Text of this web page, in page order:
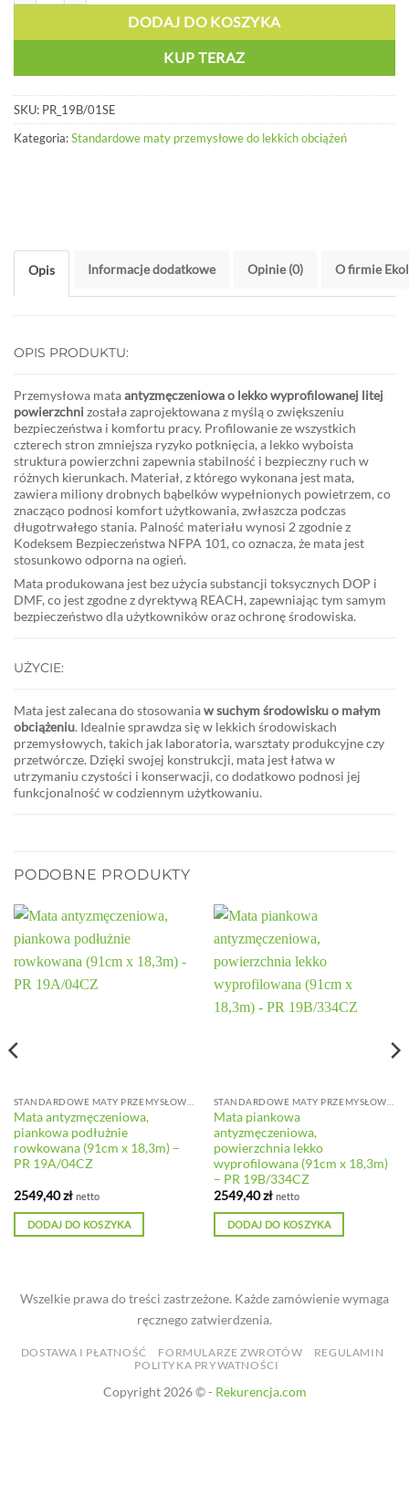
DODAJ DO KOSZYKA
KUP TERAZ
SKU: PR_19B/01SE
Kategoria:Standardowe maty przemysłowe do lekkich obciążeń
Opis Informacje dodatkowe Opinie (0) O firmie
OPIS PRODUKTU:
Przemysłowa mataantyzmęczeniowa o lekko wyprofilowanej litej
powierzchnizostała zaprojektowana z myślą o zwiększeniu
bezpieczeństwa i komfortu pracy. Profilowanie ze wszystkich
czterech stron zmniejsza ryzyko potknięcia, a lekko wyboista
struktura powierzchni zapewnia stabilność i bezpieczny ruch w
różnych kierunkach. Materiał, z którego wykonana jest mata,
zawiera miliony drobnych bąbelków wypełnionych powietrzem, co
znacząco podnosi komfort użytkowania, zwłaszcza podczas
długotrwałego stania. Palność materiału wynosi 2 zgodnie z
Kodeksem Bezpieczeństwa NFPA 101, co oznacza, że mata jest
stosunkowo odporna na ogień.
Mata produkowana jest bez użycia substancji toksycznych DOP i
DMF, co jest zgodne z dyrektywą REACH, zapewniając tym samym
bezpieczeństwo dla użytkowników oraz ochronę środowiska.
UŻYCIE:
Mata jest zalecana do stosowaniaw suchym środowisku o małym
obciążeniu. Idealnie sprawdza się w lekkich środowiskach
przemysłowych, takich jak laboratoria, warsztaty produkcyjne czy
przetwórcze. Dzięki swojej konstrukcji, mata jest łatwa w
utrzymaniu czystości i konserwacji, co dodatkowo podnosi jej
funkcjonalność w codziennym użytkowaniu.
PODOBNE PRODUKTY
Mata antyzmęczeniowa,
piankowa podłużnie
rowkowana (91cm x 18,3m) –
PR 19A/04CZ
2549,40zł netto
DODAJ DO KOSZYKA
Mata piankowa
antyzmęczeniowa,
powierzchnia lekko
wyprofilowana (91cm x 18,3m)
– PR 19B/334CZ
2549,40zł netto
DODAJ DO KOSZYKA
Wszelkie prawa do treści zastrzeżone. Każde zamówienie wymaga
ręcznego zatwierdzenia.
DOSTAWA I PŁATNOŚĆ FORMULARZE ZWROTÓW
REGULAMIN
POLITYKA PRYWATNOŚCI
Copyright 2026 © - Rekurencja.com